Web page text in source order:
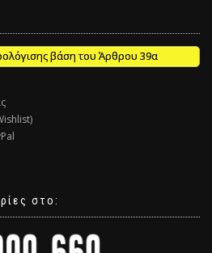
βάση του Άρθρου 39α
στο: